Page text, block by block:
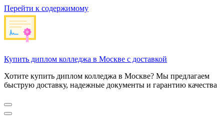
Перейти к содержимому
Купить диплом колледжа в Москве с доставкой
Хотите купить диплом колледжа в Москве? Мы предлагаем
быструю доставку, надежные документы и гарантию качества